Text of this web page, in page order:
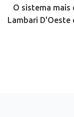
O sistema
Lambari D'Oeste